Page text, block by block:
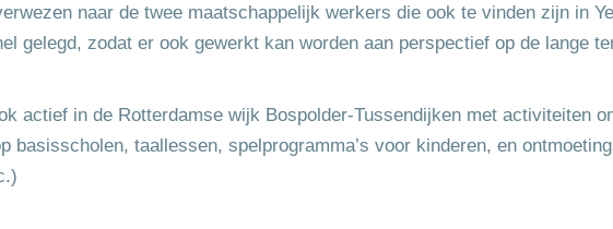
naar de twee maatschappelijk werkers die ook te vinden zijn in
gelegd, zodat er ook gewerkt kan worden aan perspectief op de lange
actief in de Rotterdamse wijk Bospolder-Tussendijken met activiteiten
basisscholen, taallessen, spelprogramma’s voor kinderen, en